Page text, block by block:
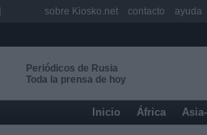
Periódicos de Rusia
Toda la prensa de hoy
Inicio África
sobre Kiosko.net contacto ayuda